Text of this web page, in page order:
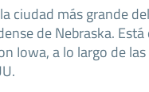
ciudad más grande
de Nebraska.
Iowa, a lo largo de